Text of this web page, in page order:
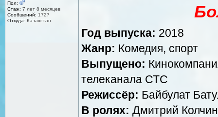
Пол:
Стаж: 7 лет 8 месяцев
Сообщений: 1727
Откуда: Казахстан
Год выпуска: 2018
Жанр: Комедия, спорт
Выпущено:
телеканала СТС
Режиссёр: Байбулат
В ролях: Дмитрий